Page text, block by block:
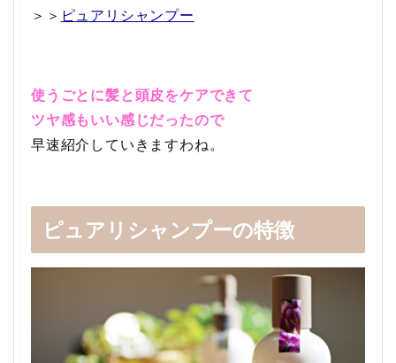
＞＞ ピュアリシャンプー
使うごとに髪と頭皮をケアできて
ツヤ感もいい感じだったので
早速紹介していきますわね。
ピュアリシャンプーの特徴